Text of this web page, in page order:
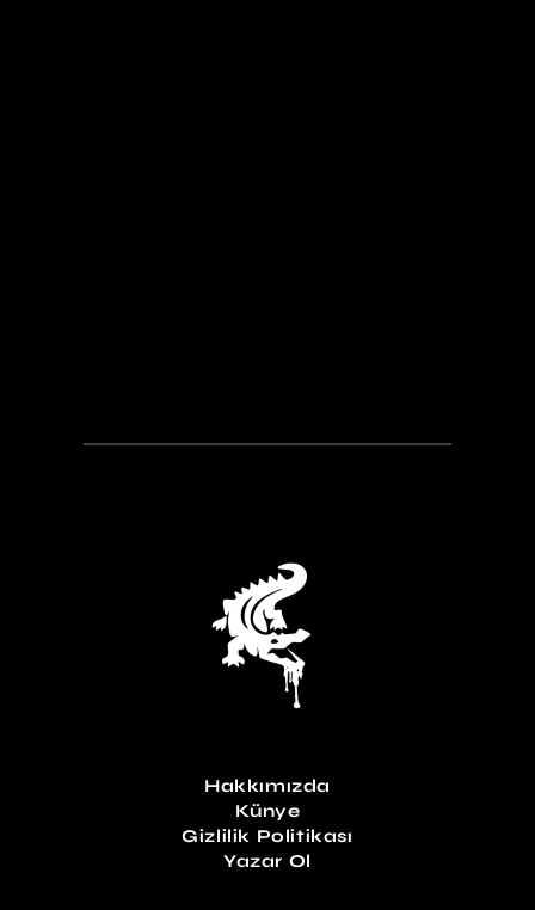
Hakkımızda
Künye
Gizlilik Politikası
Yazar Ol